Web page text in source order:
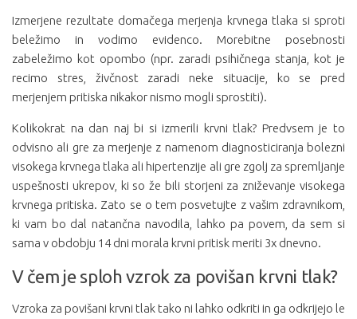
Izmerjene rezultate domačega merjenja krvnega tlaka si sproti
beležimo in vodimo evidenco. Morebitne posebnosti
zabeležimo kot opombo (npr. zaradi psihičnega stanja, kot je
recimo stres, živčnost zaradi neke situacije, ko se pred
merjenjem pritiska nikakor nismo mogli sprostiti).
Kolikokrat na dan naj bi si izmerili krvni tlak? Predvsem je to
odvisno ali gre za merjenje z namenom diagnosticiranja bolezni
visokega krvnega tlaka ali hipertenzije ali gre zgolj za spremljanje
uspešnosti ukrepov, ki so že bili storjeni za zniževanje visokega
krvnega pritiska. Zato se o tem posvetujte z vašim zdravnikom,
ki vam bo dal natančna navodila, lahko pa povem, da sem si
sama v obdobju 14 dni morala krvni pritisk meriti 3x dnevno.
V čem je sploh vzrok za povišan krvni tlak?
Vzroka za povišani krvni tlak tako ni lahko odkriti in ga odkrijejo le